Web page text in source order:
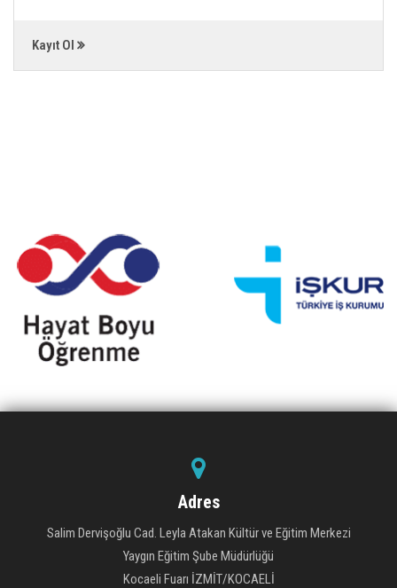
Kayıt Ol
Adres
Salim Dervişoğlu Cad. Leyla Atakan Kültür ve Eğitim Merkezi
Yaygın Eğitim Şube Müdürlüğü
Kocaeli Fuarı İZMİT/KOCAELİ